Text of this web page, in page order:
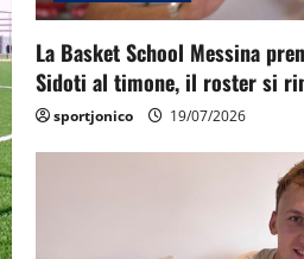
La Basket School Messina
Sidoti al timone, il roster si
sportjonico 19/07/2026